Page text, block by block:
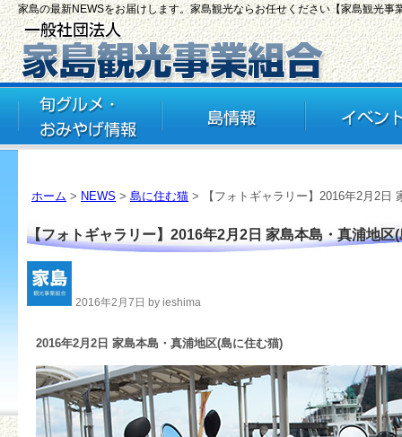
家島の最新NEWSをお届けします。家島観光ならお任せください【家島観光事
ホーム > NEWS > 島に住む猫 > 【フォトギャラリー】2016年2月2日
【フォトギャラリー】2016年2月2日 家島本島・真浦地区
2016年2月7日 by ieshima
2016年2月2日 家島本島・真浦地区(島に住む猫)